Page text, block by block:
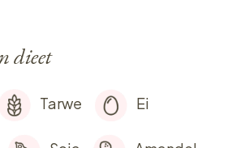
dieet
Tarwe Ei